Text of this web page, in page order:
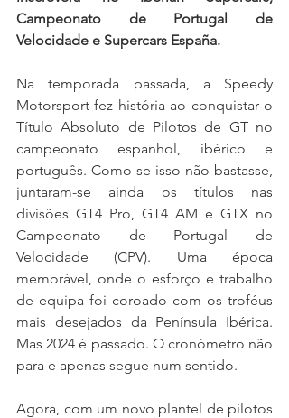
Campeonato de Portugal de
Velocidade e Supercars España.
Na temporada passada, a Speedy
Motorsport fez história ao conquistar o
Título Absoluto de Pilotos de GT no
campeonato espanhol, ibérico e
português. Como se isso não bastasse,
juntaram-se ainda os títulos nas
divisões GT4 Pro, GT4 AM e GTX no
Campeonato de Portugal de
Velocidade (CPV). Uma época
memorável, onde o esforço e trabalho
de equipa foi coroado com os troféus
mais desejados da Península Ibérica.
Mas 2024 é passado. O cronómetro não
para e apenas segue num sentido.
Agora, com um novo plantel de pilotos